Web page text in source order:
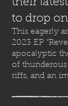
their latest
to drop
This eagerly
2023 EP
apocalyptic
of
riffs, and an